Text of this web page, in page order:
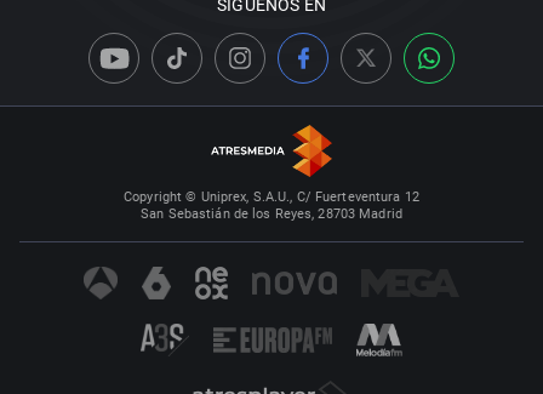
SÍGUENOS EN
Copyright © Uniprex, S.A.U., C/ Fuerteventura 12
San Sebastián de los Reyes, 28703 Madrid